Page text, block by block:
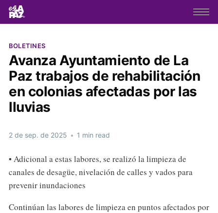
BOLETINES
Avanza Ayuntamiento de La
Paz trabajos de rehabilitación
en colonias afectadas por las
lluvias
2 de sep. de 2025 • 1 min read
• Adicional a estas labores, se realizó la limpieza de
canales de desagüe, nivelación de calles y vados para
prevenir inundaciones
Continúan las labores de limpieza en puntos afectados por